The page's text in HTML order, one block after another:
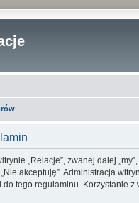
„Relacje”, zwanej dalej
akceptuję”. Administracja
tego regulaminu. Korzystanie z